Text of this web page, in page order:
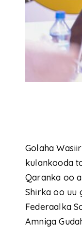
Golaha
kulankooda
Qaranka oo
Shirka oo uu
Federaalka
Amniga